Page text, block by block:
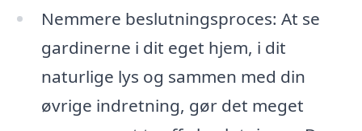
Nemmere beslutningsproces: At se
gardinerne i dit eget hjem, i dit
naturlige lys og sammen med din
øvrige indretning, gør det meget